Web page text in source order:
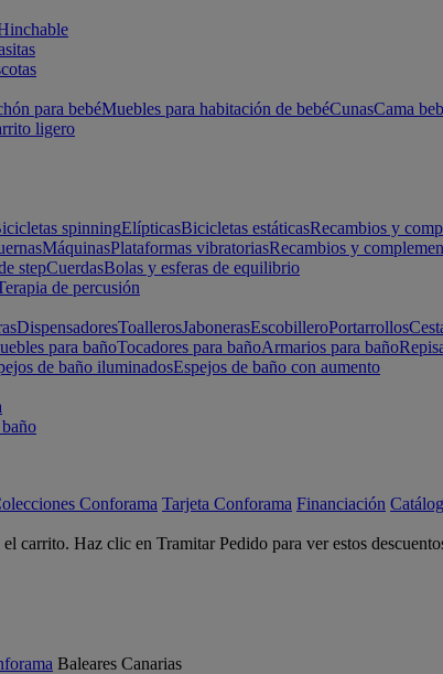
para bebéMuebles para habitación de bebéCunasCama
ligero
spinningElípticasBicicletas estáticasRecambios y
MáquinasPlataformas vibratoriasRecambios y
stepCuerdasBolas y esferas de equilibrio
de percusión
DispensadoresToallerosJabonerasEscobilleroPortarrollos
para bañoTocadores para bañoArmarios para baño
de baño iluminadosEspejos de baño con aumento
Conforama Tarjeta Conforama Financiación
carrito. Haz clic en Tramitar Pedido para ver estos
Baleares Canarias